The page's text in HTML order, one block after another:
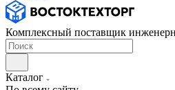
Комплексный поставщик
Каталог